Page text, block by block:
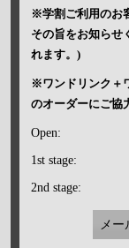
※学割ご利用のお
その旨をお知らせ
れます。)
※ワンドリンク＋
のオーダーにご協
Open:
1st stage:
2nd stage:
メー